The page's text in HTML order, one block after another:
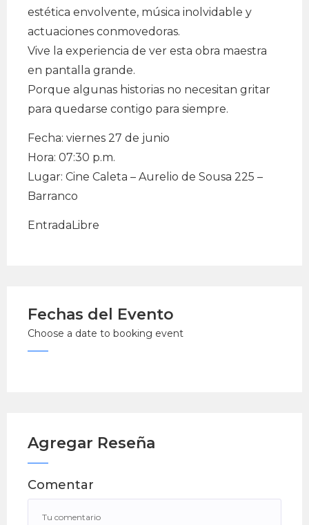
estética envolvente, música inolvidable y
actuaciones conmovedoras.
Vive la experiencia de ver esta obra maestra
en pantalla grande.
Porque algunas historias no necesitan gritar
para quedarse contigo para siempre.
Fecha: viernes 27 de junio
Hora: 07:30 p.m.
Lugar: Cine Caleta – Aurelio de Sousa 225 –
Barranco
EntradaLibre
Fechas del Evento
Choose a date to booking event
Agregar Reseña
Comentar